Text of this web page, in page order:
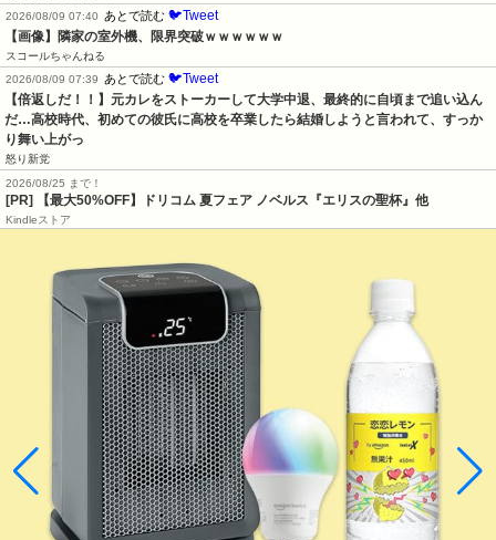
2026/08/09 07:40
あとで読む 🐦Tweet
【画像】隣家の室外機、限界突破ｗｗｗｗｗｗ
スコールちゃんねる
2026/08/09 07:39
あとで読む 🐦Tweet
【倍返しだ！！】元カレをストーカーして大学中退、最終的に自頃まで追い込ん
だ…高校時代、初めての彼氏に高校を卒業したら結婚しようと言われて、すっか
り舞い上がっ
怒り新党
2026/08/25 まで！
[PR] 【最大50%OFF】ドリコム 夏フェア ノベルス『エリスの聖杯』他
Kindleストア